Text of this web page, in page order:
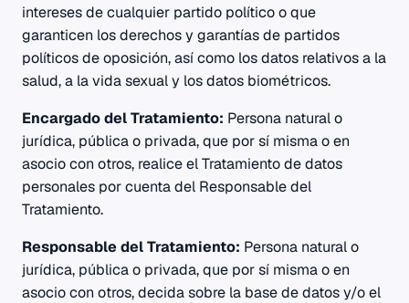
intereses de cualquier partido político o que
garanticen los derechos y garantías de partidos
políticos de oposición, así como los datos relativos a la
salud, a la vida sexual y los datos biométricos.
Encargado del Tratamiento: Persona natural o
jurídica, pública o privada, que por sí misma o en
asocio con otros, realice el Tratamiento de datos
personales por cuenta del Responsable del
Tratamiento.
Responsable del Tratamiento: Persona natural o
jurídica, pública o privada, que por sí misma o en
asocio con otros, decida sobre la base de datos y/o el